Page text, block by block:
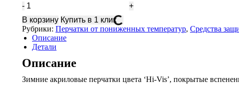
Количество
утепленные
Gward
Freeze
Foam
В корзину Купить в 1 клик
Рубрики: Перчатки от пониженных температур, Средства
Описание
Детали
Описание
Зимние акриловые перчатки цвета ‘Hi-Vis’, покрытые